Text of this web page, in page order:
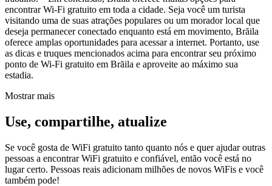
encontrar Wi-Fi gratuito em toda a cidade. Seja você um turista
visitando uma de suas atrações populares ou um morador local que
deseja permanecer conectado enquanto está em movimento, Brăila
oferece amplas oportunidades para acessar a internet. Portanto, use
as dicas e truques mencionados acima para encontrar seu próximo
ponto de Wi-Fi gratuito em Brăila e aproveite ao máximo sua
estadia.
Mostrar mais
Use, compartilhe, atualize
Se você gosta de WiFi gratuito tanto quanto nós e quer ajudar outras
pessoas a encontrar WiFi gratuito e confiável, então você está no
lugar certo. Pessoas reais adicionam milhões de novos WiFis e você
também pode!